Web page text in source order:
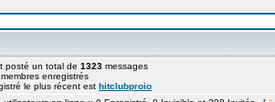
posté un total de 1323 messages
membres enregistrés
le plus récent est hitclubproio